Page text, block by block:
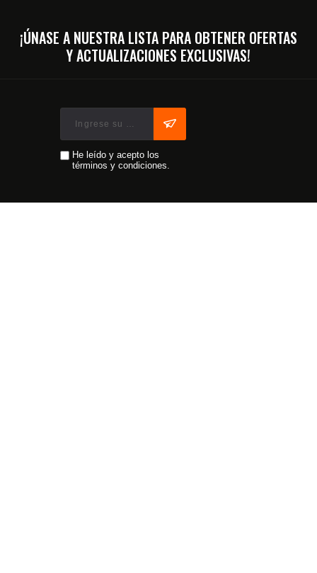
¡ÚNASE A NUESTRA LISTA PARA OBTENER OFERTAS
Y ACTUALIZACIONES EXCLUSIVAS!
He leído y acepto los
términos y condiciones.